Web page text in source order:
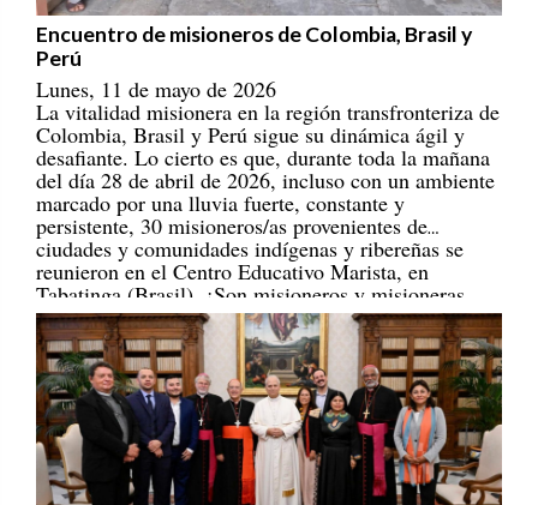
Encuentro de misioneros de Colombia, Brasil y
Perú
Lunes, 11 de mayo de 2026
La vitalidad misionera en la región transfronteriza de
Colombia, Brasil y Perú sigue su dinámica ágil y
desafiante. Lo cierto es que, durante toda la mañana
del día 28 de abril de 2026, incluso con un ambiente
marcado por una lluvia fuerte, constante y
persistente, 30 misioneros/as provenientes de
ciudades y comunidades indígenas y ribereñas se
reunieron en el Centro Educativo Marista, en
Tabatinga (Brasil). ¡Son misioneros y misioneras
portadores/as de esperanza! [REPAM]